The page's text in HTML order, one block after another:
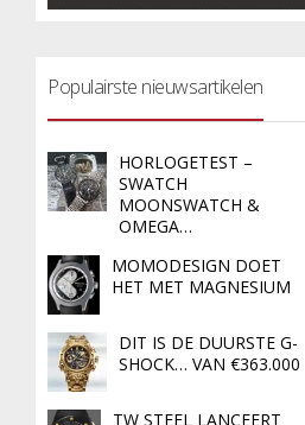
Populairste nieuwsartikelen
HORLOGETEST –
SWATCH
MOONSWATCH &
OMEGA…
MOMODESIGN DOET
HET MET MAGNESIUM
DIT IS DE DUURSTE G-
SHOCK… VAN €363.000
TW STEEL LANCEERT